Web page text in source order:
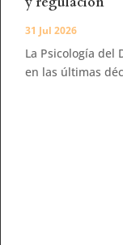
31 Jul 2026
La Psicología del
en las últimas